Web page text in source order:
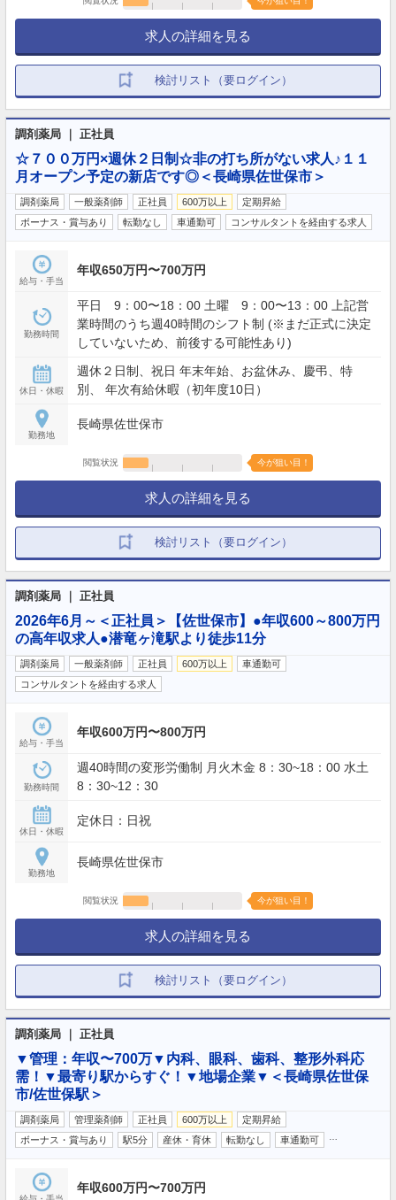
求人の詳細を見る
検討リスト（要ログイン）
調剤薬局 ｜ 正社員
☆７００万円×週休２日制☆非の打ち所がない求人♪１１
月オープン予定の新店です◎＜長崎県佐世保市＞
調剤薬局 一般薬剤師 正社員 600万以上
定期昇給
ボーナス・賞与あり
転勤なし 車通勤可 コンサルタントを経由する求人
給与・手当
年収650万円〜700万円
勤務時間
平日 9：00〜18：00 土曜 9：00〜13：00 上記営
業時間のうち週40時間のシフト制 (※まだ正式に決定
していないため、前後する可能性あり)
休日・休暇
週休２日制、祝日 年末年始、お盆休み、慶弔、特
別、 年次有給休暇（初年度10日）
勤務地
長崎県佐世保市
閲覧状況 今が狙い目！
求人の詳細を見る
検討リスト（要ログイン）
調剤薬局 ｜ 正社員
2026年6月～＜正社員＞【佐世保市】●年収600～800万円
の高年収求人●潜竜ヶ滝駅より徒歩11分
調剤薬局 一般薬剤師 正社員 600万以上
車通勤可
コンサルタントを経由する求人
給与・手当
年収600万円〜800万円
勤務時間
週40時間の変形労働制 月火木金 8：30~18：00 水土
8：30~12：30
休日・休暇
定休日：日祝
勤務地
長崎県佐世保市
閲覧状況 今が狙い目！
求人の詳細を見る
検討リスト（要ログイン）
調剤薬局 ｜ 正社員
▼管理：年収〜700万▼内科、眼科、歯科、整形外科応
需！▼最寄り駅からすぐ！▼地場企業▼＜長崎県佐世保
市/佐世保駅＞
調剤薬局 管理薬剤師 正社員 600万以上
定期昇給
ボーナス・賞与あり
駅5分 産休・育休 転勤なし 車通勤可
年収600万円〜700万円